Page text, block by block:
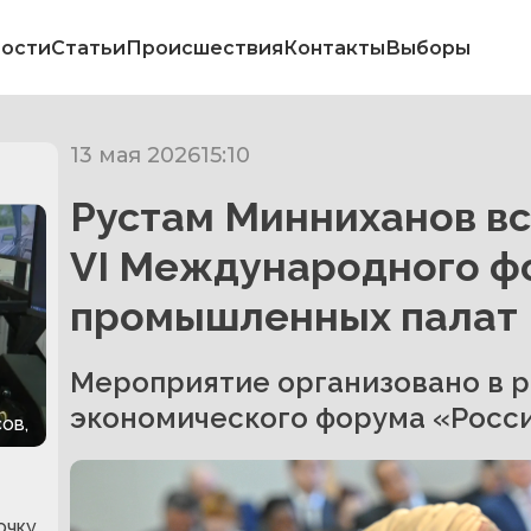
СтатьиПроисшествияКонтактыВыборы
13 мая 202615:10
Рустам Минниханов
VI Международного
промышленных палат
Мероприятие организовано в
экономического форума